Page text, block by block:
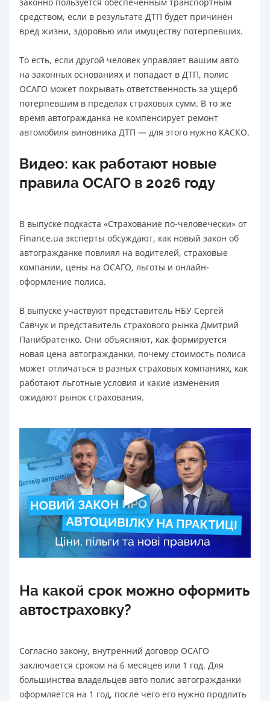
средством, если в результате ДТП будет причинён
вред жизни, здоровью или имуществу потерпевших.
То есть, если другой человек управляет вашим авто
на законных основаниях и попадает в ДТП, полис
ОСАГО может покрывать ответственность за ущерб
потерпевшим в пределах страховых сумм. В то же
время автогражданка не компенсирует ремонт
автомобиля виновника ДТП — для этого нужно КАСКО.
Видео: как работают новые
правила ОСАГО в 2026 году
В выпуске подкаста «Страхование по-человечески» от
Finance.ua эксперты обсуждают, как новый закон об
автогражданке повлиял на водителей, страховые
компании, цены на ОСАГО, льготы и онлайн-
оформление полиса.
В выпуске участвуют представитель НБУ Сергей
Савчук и представитель страхового рынка Дмитрий
Панибратенко. Они объясняют, как формируется
новая цена автогражданки, почему стоимость полиса
может отличаться в разных страховых компаниях, как
работают льготные условия и какие изменения
ожидают рынок страхования.
На какой срок можно оформить
автостраховку?
Согласно закону, внутренний договор ОСАГО
заключается сроком на 6 месяцев или 1 год. Для
большинства владельцев авто полис автогражданки
оформляется на 1 год, после чего его нужно продлить